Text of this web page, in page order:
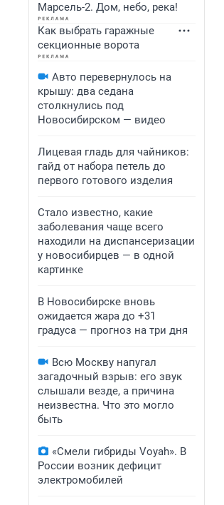
Марсель-2. Дом, небо, река!
Как выбрать гаражные
секционные ворота
Авто перевернулось на
крышу: два седана
столкнулись под
Новосибирском — видео
Лицевая гладь для чайников:
гайд от набора петель до
первого готового изделия
Стало известно, какие
заболевания чаще всего
находили на диспансеризации
у новосибирцев — в одной
картинке
В Новосибирске вновь
ожидается жара до +31
градуса — прогноз на три дня
Всю Москву напугал
загадочный взрыв: его звук
слышали везде, а причина
неизвестна. Что это могло
быть
«Смели гибриды Voyah». В
России возник дефицит
электромобилей